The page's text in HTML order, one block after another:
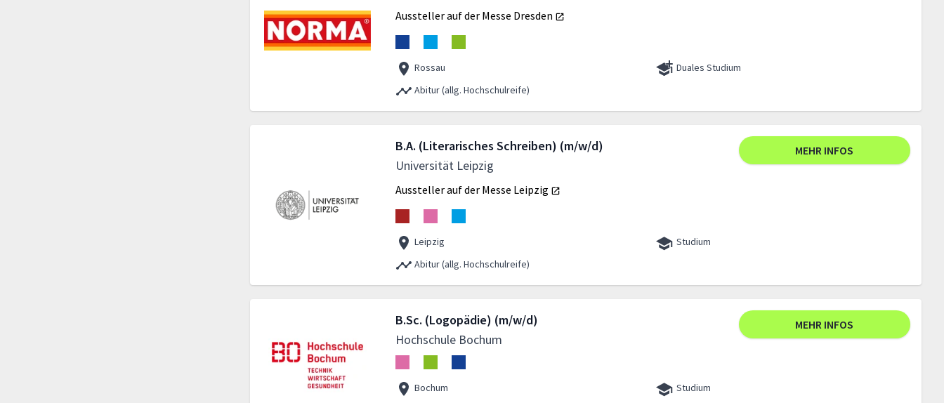
Aussteller auf der Messe Dresden
Rossau
Duales Studium
Abitur (allg. Hochschulreife)
B.A. (Literarisches Schreiben) (m/w/d)
Universität Leipzig
MEHR INFOS
Aussteller auf der Messe Leipzig
Leipzig
Studium
Abitur (allg. Hochschulreife)
B.Sc. (Logopädie) (m/w/d)
Hochschule Bochum
MEHR INFOS
Bochum
Studium